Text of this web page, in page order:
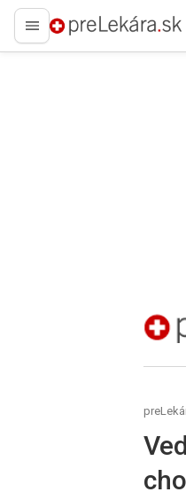
preLekára.sk